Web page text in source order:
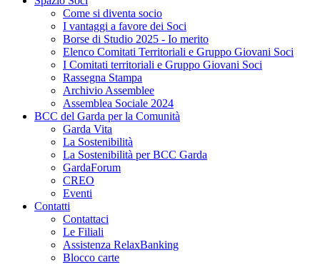
Come si diventa socio
I vantaggi a favore dei Soci
Borse di Studio 2025 - Io merito
Elenco Comitati Territoriali e Gruppo Giovani Soci
I Comitati territoriali e Gruppo Giovani Soci
Rassegna Stampa
Archivio Assemblee
Assemblea Sociale 2024
BCC del Garda per la Comunità
Garda Vita
La Sostenibilità
La Sostenibilità per BCC Garda
GardaForum
CREO
Eventi
Contatti
Contattaci
Le Filiali
Assistenza RelaxBanking
Blocco carte